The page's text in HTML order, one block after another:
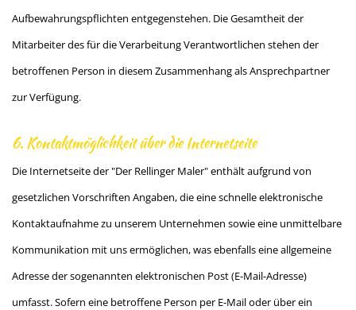
Aufbewahrungspflichten entgegenstehen. Die Gesamtheit der
Mitarbeiter des für die Verarbeitung Verantwortlichen stehen der
betroffenen Person in diesem Zusammenhang als Ansprechpartner
zur Verfügung.
6. Kontaktmöglichkeit über die Internetseite
Die Internetseite der "Der Rellinger Maler" enthält aufgrund von
gesetzlichen Vorschriften Angaben, die eine schnelle elektronische
Kontaktaufnahme zu unserem Unternehmen sowie eine unmittelbare
Kommunikation mit uns ermöglichen, was ebenfalls eine allgemeine
Adresse der sogenannten elektronischen Post (E-Mail-Adresse)
umfasst. Sofern eine betroffene Person per E-Mail oder über ein